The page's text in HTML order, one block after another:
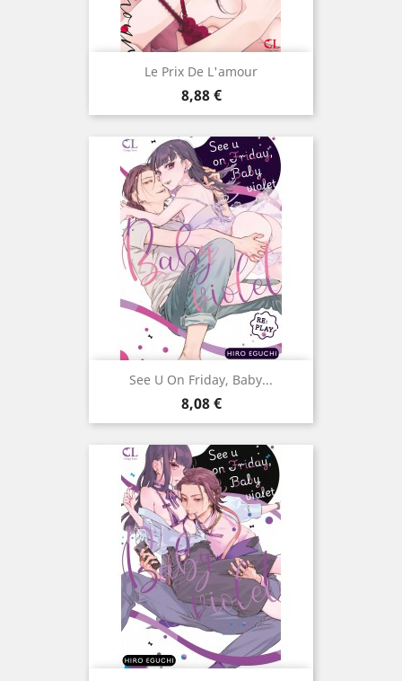
Le Prix De L'amour
Prix
8,88 €
See U On Friday, Baby...
Prix
8,08 €